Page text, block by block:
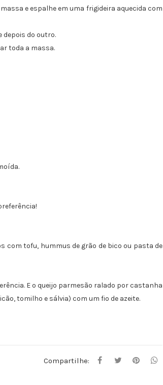
e espalhe em uma frigideira aquecida com
depois do outro.
toda a massa.
com tofu, hummus de grão de bico ou pasta de
E o queijo parmesão ralado por castanha
tomilho e sálvia) com um fio de azeite.
Compartilhe: